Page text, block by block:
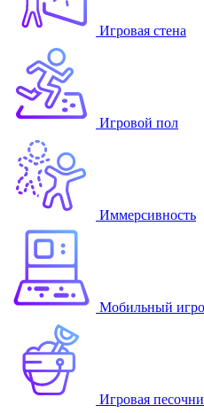
Игровая стена
Игровой пол
Иммерсивность
Мобильный
Игровая